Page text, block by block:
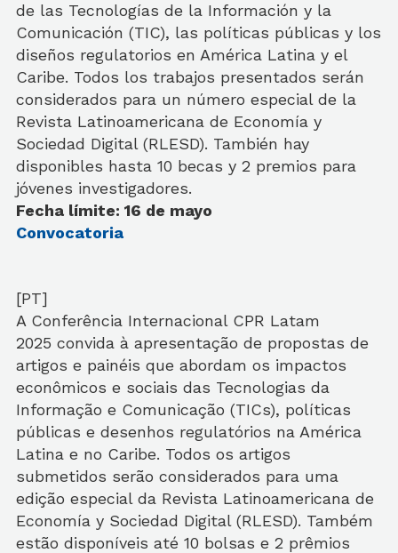
de las Tecnologías de la Información y la
Comunicación (TIC), las políticas públicas y los
diseños regulatorios en América Latina y el
Caribe. Todos los trabajos presentados serán
considerados para un número especial de la
Revista Latinoamericana de Economía y
Sociedad Digital (RLESD). También hay
disponibles hasta 10 becas y 2 premios para
jóvenes investigadores.
Fecha límite: 16 de mayo
Convocatoria
[PT]
A Conferência Internacional CPR Latam
2025 convida à apresentação de propostas de
artigos e painéis que abordam os impactos
econômicos e sociais das Tecnologias da
Informação e Comunicação (TICs), políticas
públicas e desenhos regulatórios na América
Latina e no Caribe. Todos os artigos
submetidos serão considerados para uma
edição especial da Revista Latinoamericana de
Economía y Sociedad Digital (RLESD). Também
estão disponíveis até 10 bolsas e 2 prêmios